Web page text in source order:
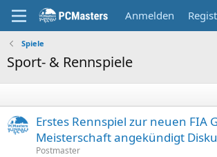
Anmelden
Spiele
Sport- & Rennspiele
Erstes Rennspiel zur neuen FIA
Meisterschaft angekündigt
Postmaster